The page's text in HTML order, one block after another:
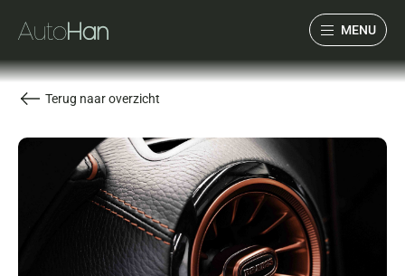
MENU
Services
Over ons
Verwacht
Verkocht
Terug naar overzicht